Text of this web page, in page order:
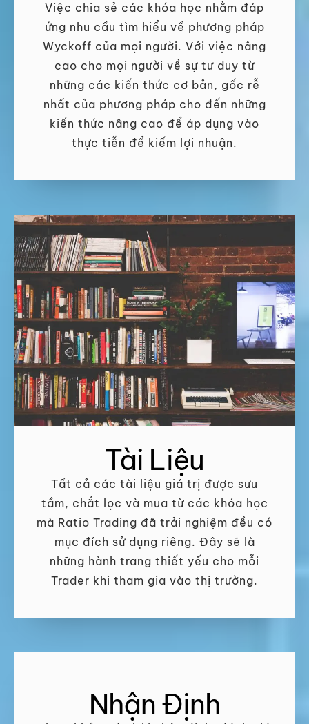
Việc chia sẻ các khóa học nhằm đáp
ứng nhu cầu tìm hiểu về phương pháp
Wyckoff của mọi người. Với việc nâng
cao cho mọi người về sự tư duy từ
những các kiến thức cơ bản, gốc rễ
nhất của phương pháp cho đến những
kiến thức nâng cao để áp dụng vào
thực tiễn để kiếm lợi nhuận.
Tài Liệu
Tất cả các tài liệu giá trị được sưu
tầm, chắt lọc và mua từ các khóa học
mà Ratio Trading đã trải nghiệm đều có
mục đích sử dụng riêng. Đây sẽ là
những hành trang thiết yếu cho mỗi
Trader khi tham gia vào thị trường.
Nhận Định